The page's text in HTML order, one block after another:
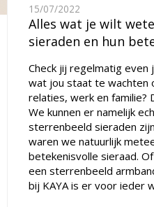
15/07/2022
Alles wat je wilt
sieraden en hun
Check jij regelmatig
wat jou staat te wachten
relaties, werk en familie?
We kunnen er namelijk
sterrenbeeld sieraden
waren we natuurlijk
betekenisvolle sieraad.
een sterrenbeeld
bij KAYA is er voor ieder